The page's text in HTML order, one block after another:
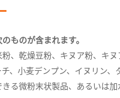
ものが含まれます。
粉、乾燥豆粉、キヌア粉、キ
チ、小麦デンプン、イヌリン
る微粉末状製品、あるいは加